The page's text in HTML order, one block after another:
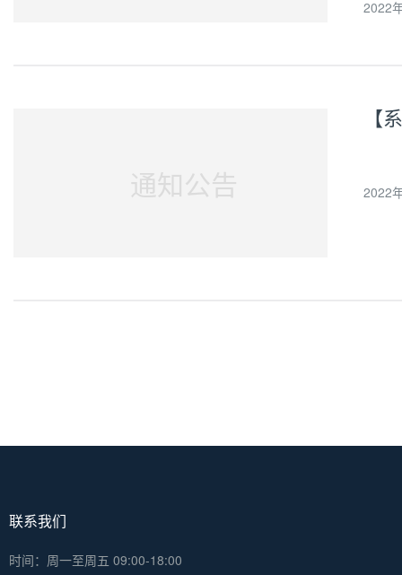
过提
2022
通知公告 2022
联系我们
时间：周一至周五 09:00-18:00